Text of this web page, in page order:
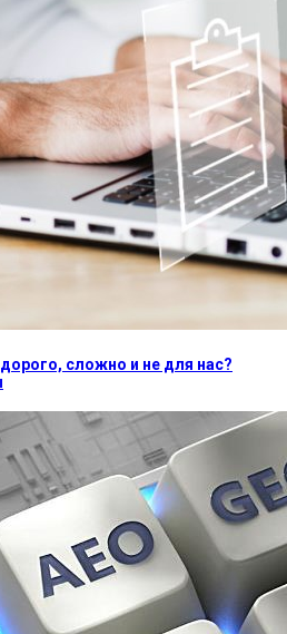
сложно и не для нас?